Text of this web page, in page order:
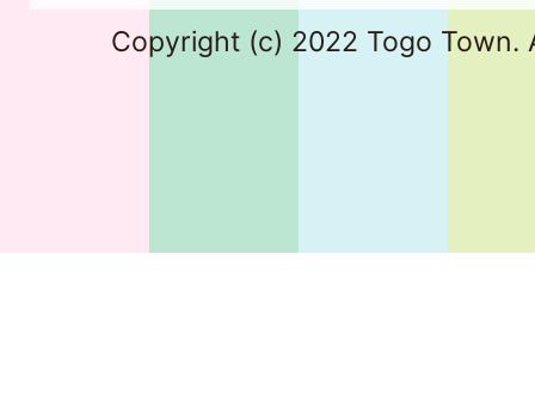
Copyright (c) 2022 Togo Town.